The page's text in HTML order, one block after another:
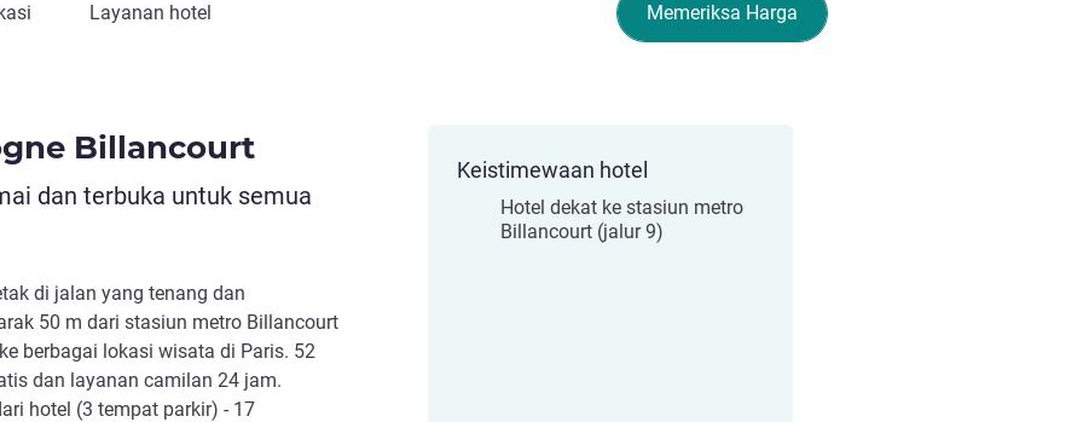
Memeriksa Harga
Layanan hotel
Billancourt
dan terbuka untuk semua
di jalan yang tenang dan
50 m dari stasiun metro Billancourt
berbagai lokasi wisata di Paris. 52
dan layanan camilan 24 jam.
hotel (3 tempat parkir) - 17
Keistimewaan hotel
Hotel dekat ke stasiun metro
Billancourt (jalur 9)